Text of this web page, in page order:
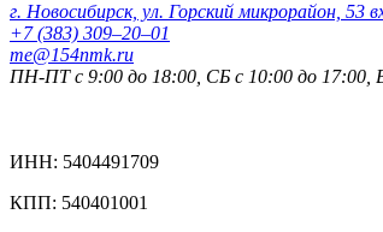
г. Новосибирск, ул. Горский микрорайон, 53
+7 (383) 309‒20‒01
me@154nmk.ru
ПН-ПТ с 9:00 до 18:00, СБ с 10:00 до 17:00,
ИНН: 5404491709
КПП: 540401001